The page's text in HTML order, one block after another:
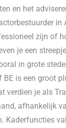
en het
in
zijn of
je een
in grote
is een groot
verdien je als
afhankelijk
Kaderfuncties